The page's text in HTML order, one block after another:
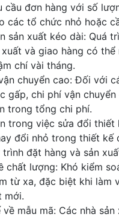
cầu đơn hàng với số
các tổ chức nhỏ hoặc
sản xuất kéo dài: Quá
và giao hàng có thể
chí vài tháng.
chuyển cao: Đối với
gấp, chi phí vận
trong tổng chi phí.
trong việc sửa đổi thiết
đổi nhỏ trong thiết kế
trình đặt hàng và sản
chất lượng: Khó kiểm
từ xa, đặc biệt khi làm
mới.
về mẫu mã: Các nhà